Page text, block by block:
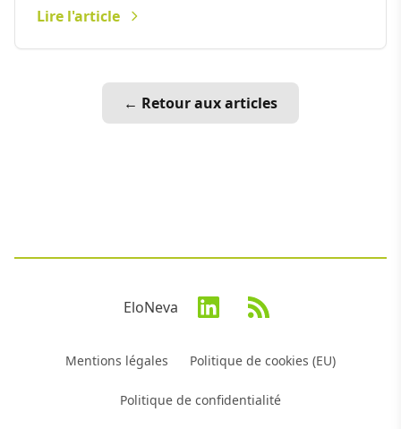
Lire l'article
← Retour aux articles
EloNeva
Mentions légales Politique de cookies (EU)
Politique de confidentialité